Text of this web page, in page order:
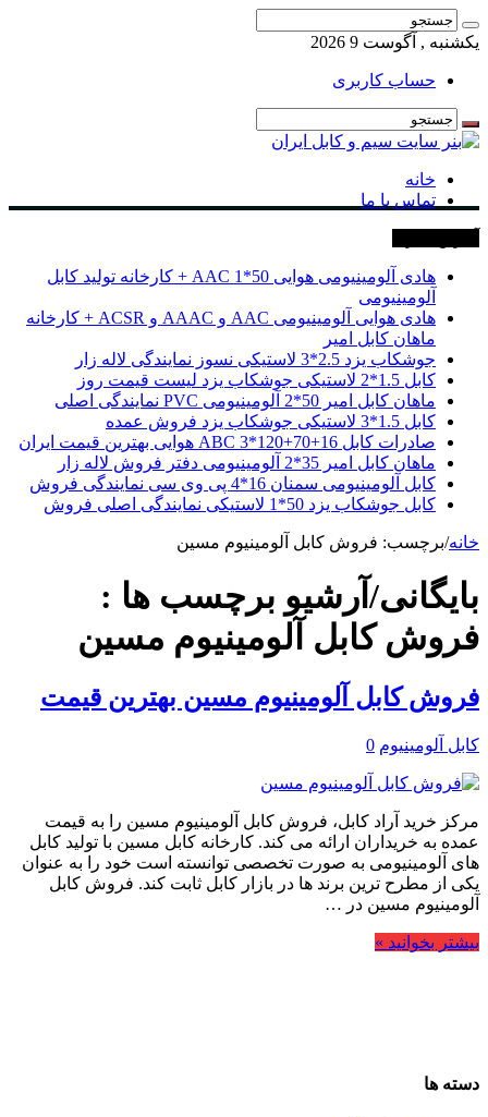
یکشنبه , آگوست 9 2026
حساب کاربری
خانه
تماس با ما
هادی آلومینیومی هوایی 50*1 AAC + کارخانه تولید کابل
آلومینیومی
هادی هوایی آلومینیومی AAC و AAAC و ACSR + کارخانه
ماهان کابل امیر
جوشکاب یزد 2.5*3 لاستیکی نسوز نمایندگی لاله زار
کابل 1.5*2 لاستیکی جوشکاب یزد لیست قیمت روز
ماهان کابل امیر 50*2 آلومینیومی PVC نمایندگی اصلی
کابل 1.5*3 لاستیکی جوشکاب یزد فروش عمده
صادرات کابل 16+70+120*3 ABC هوایی بهترین قیمت ایران
ماهان کابل امیر 35*2 آلومینیومی دفتر فروش لاله زار
کابل آلومینیومی سمنان 16*4 پی وی سی نمایندگی فروش
کابل جوشکاب یزد 50*1 لاستیکی نمایندگی اصلی فروش
خانه/برچسب: فروش کابل آلومینیوم مسین
بایگانی/آرشیو برچسب ها :
فروش کابل آلومینیوم مسین
فروش کابل آلومینیوم مسین بهترین قیمت
کابل آلومینیوم 0
مرکز خرید آراد کابل، فروش کابل آلومینیوم مسین را به قیمت
عمده به خریداران ارائه می کند. کارخانه کابل مسین با تولید کابل
های آلومینیومی به صورت تخصصی توانسته است خود را به عنوان
یکی از مطرح ترین برند ها در بازار کابل ثابت کند. فروش کابل
آلومینیوم مسین در …
بیشتر بخوانید »
دسته ها